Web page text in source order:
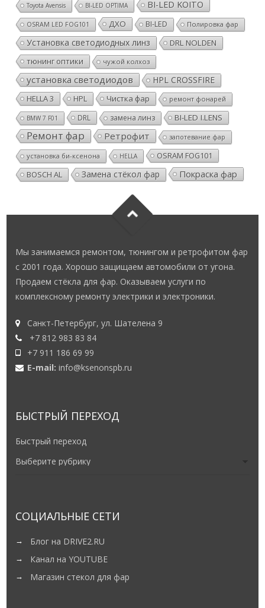
OSRAM LED FOG101 ДХО BI-LED Полировка фар
Установка светодиодных линз
DRL NOLDEN
тюнинг оптики
чужой колхоз
установка светодиодов HPL CROSSFIRE
HELLA 3 HPL Чистка фар ремонт фонарей
BMW 7 F01 DRL замена линз BI-LED I.LENS
Ремонт фар Ретрофит запотевание фар
установка би-ксенона HELLA
OSRAM FOG101
BOSCH AL
Замена стёкол фар Покраска фар
с 2001 года. Хорошо защищаем автомобили от угона.
Продаем стёкла для фар. Оказываем услуги по
комплексному ремонту электрики и электроники.
+7 812 983 83 84
+7 911 186 69 99
E-mail:info@ksenonspb.ru